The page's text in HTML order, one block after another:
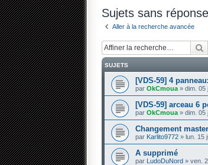
Sujets sans réponse
Aller à la recherche avancée
SUJETS
[VDS-59] 4
par OkCmoua » dim. 05
[VDS-59] arceau 6
par OkCmoua » dim. 05
Changement
par Karlito9772 » lun. 15
A supprimé
par LudoDuNord » ven.